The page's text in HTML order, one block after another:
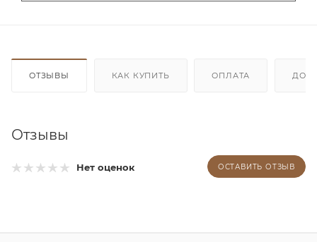
ОТЗЫВЫ КАК КУПИТЬ ОПЛАТА
Отзывы
Нет оценок ОСТАВИТЬ ОТЗЫВ